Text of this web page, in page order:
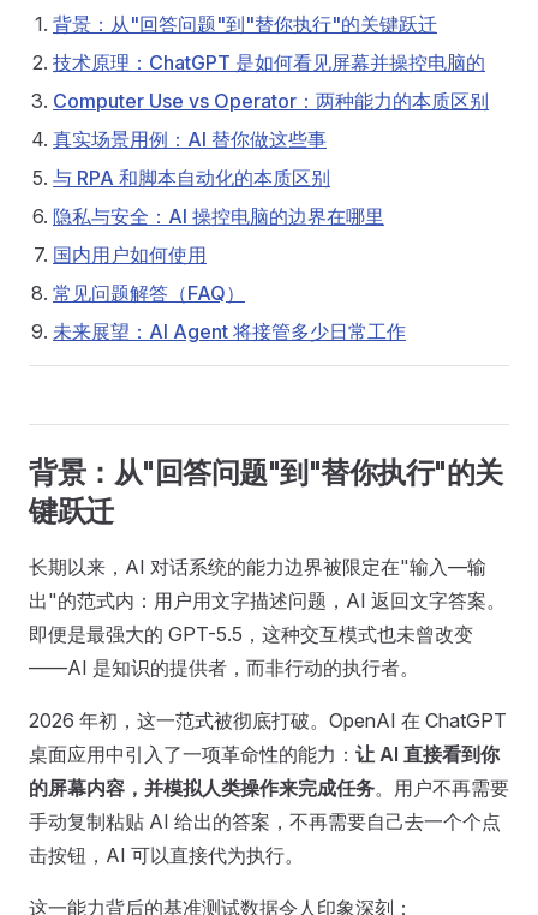
背景：从"回答问题"到"替你执行"的关键跃迁
技术原理：ChatGPT 是如何看见屏幕并操控电脑的
Computer Use vs Operator：两种能力的本质区别
真实场景用例：AI 替你做这些事
与 RPA 和脚本自动化的本质区别
隐私与安全：AI 操控电脑的边界在哪里
国内用户如何使用
常见问题解答（FAQ）
未来展望：AI Agent 将接管多少日常工作
背景：从"回答问题"到"替你执行"的关
键跃迁
长期以来，AI 对话系统的能力边界被限定在"输入—输
出"的范式内：用户用文字描述问题，AI 返回文字答案。
即便是最强大的 GPT-5.5，这种交互模式也未曾改变
——AI 是知识的提供者，而非行动的执行者。
2026 年初，这一范式被彻底打破。OpenAI 在 ChatGPT
桌面应用中引入了一项革命性的能力： 让 AI 直接看到你
的屏幕内容，并模拟人类操作来完成任务。用户不再需要
手动复制粘贴 AI 给出的答案，不再需要自己去一个个点
击按钮，AI 可以直接代为执行。
这一能力背后的基准测试数据令人印象深刻：